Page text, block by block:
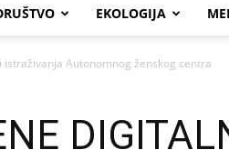
EKOLOGIJA
istraživanja Autonomnog ženskog centra